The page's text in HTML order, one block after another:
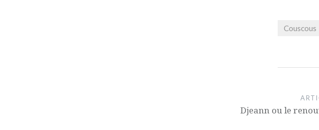
Couscous
Djeann ou le